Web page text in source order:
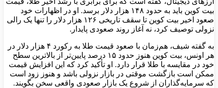
بیت‌ کوین باید به حدود ۱۴۸ هزار دلار برسد. او در اظهارات خود
صعود اخیر بیت‌ کوین تا سقف تاریخی ۱۲۶ هزار دلار را تنها یک رالی
نزولی توصیف کرد، نه آغاز روند صعودی پایدار.
به گفته شیف، هم‌زمان با صعود قیمت طلا به رکورد ۴ هزار دلار در
هر اونس، بیت‌ کوین هنوز حدود ۱۵ درصد پایین‌تر از بالاترین سطح
خود در مقایسه با طلا قرار دارد. او تأکید کرد که این افزایش قیمت
ممکن است بازگشت موقتی در بازار نزولی باشد و هنوز زود است
که سرمایه‌گذاران از شروع یک بازار صعودی واقعی سخن بگویند.